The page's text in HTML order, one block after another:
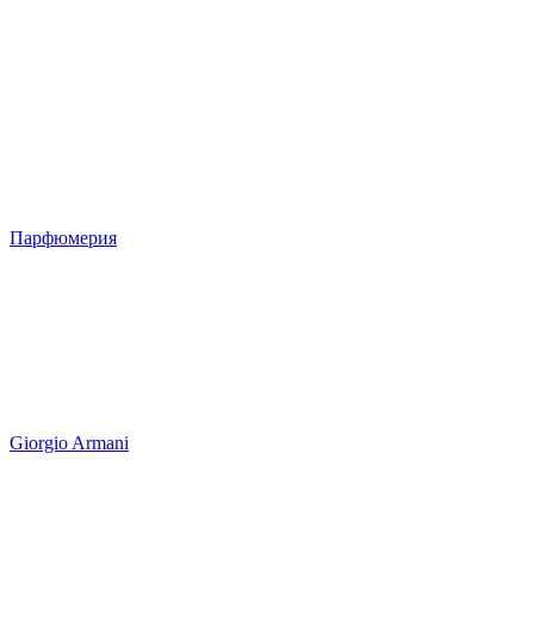
Парфюмерия
Giorgio Armani